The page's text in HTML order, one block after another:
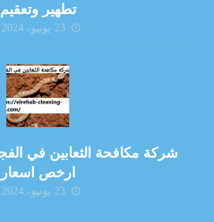
تطهير وتعقيم
23 يونيو، 2024
ارخص اسعار
23 يونيو، 2024